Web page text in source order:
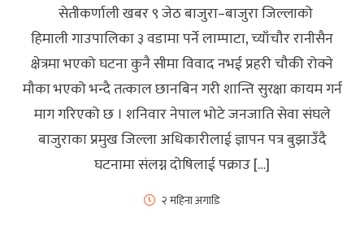
सेतीकर्णाली खबर ९ जेठ बाजुरा–बाजुरा जिल्लाको
हिमाली गाउपालिका ३ वडामा पर्ने लाम्पाटा, च्याँचौर रानीसैन
क्षेत्रमा भएको घटना कुनै सीमा विवाद नभई प्रहरी चौकी रोक्ने
मौका भएको भन्दै तत्काल छानबिन गरी शान्ति सुरक्षा कायम गर्न
माग गरिएको छ । शनिवार नेपाल भोटे जनजाति सेवा संघले
बाजुराका प्रमुख जिल्ला अधिकारीलाई ज्ञापन पत्र बुझाउँदै
घटनामा संलग्न दोषिलाई पक्राउ […]
२ महिना अगाडि